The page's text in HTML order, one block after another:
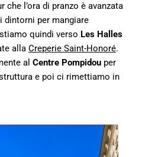
l’ora di pranzo è avanzata
dintorni per mangiare
quindi verso Les Halles
alla Creperie Saint-Honoré.
al Centre Pompidou per
e poi ci rimettiamo in